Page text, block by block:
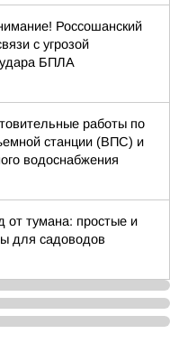
Россошанский
с угрозой
удара БПЛА
работы по
станции (ВПС) и
водоснабжения
от тумана: простые и
для садоводов